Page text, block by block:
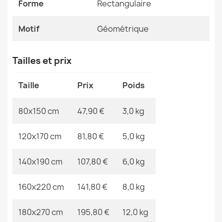
Tapis ALLURE Abstraction - Structuré, élégant, glamour
beige / blanc
23,90 €
EAN13
MPN Kabis_21263
Forme Rectangulaire
Motif Géométrique
Tailles et prix
Taille Prix Poids
80x150 cm 47,90 € 3,0 kg
120x170 cm 81,80 € 5,0 kg
140x190 cm 107,80 € 6,0 kg
160x220 cm 141,80 € 8,0 kg
180x270 cm 195,80 € 12,0 kg